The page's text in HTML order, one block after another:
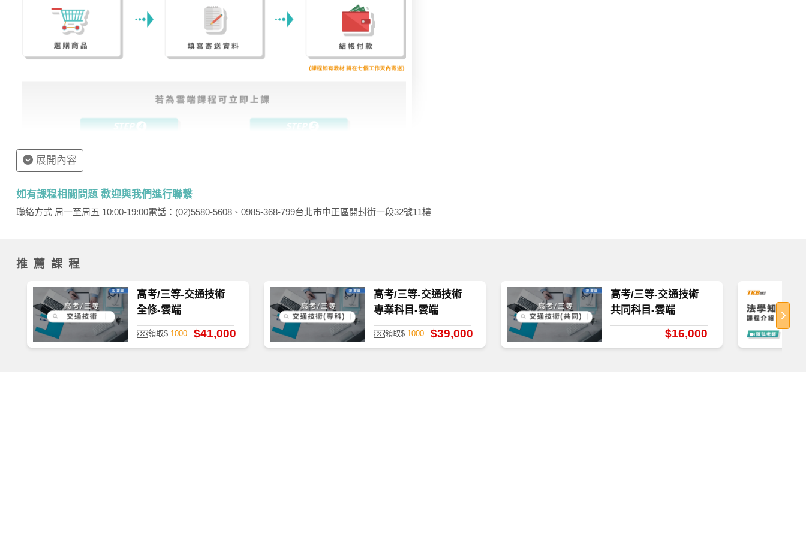
如何查看課程
首次使用，請至TKBTV 下載並安裝「課程播放器」。
展開內容
如有課程相關問題 歡迎與我們進行聯繫
聯絡方式 周一至周五 10:00-19:00電話：(02)5580-5608、0985-368-799台北市中正區開封街一段32號11樓
推薦課程
高考/三等-交通技術
全修-雲端
領取$ 1000 $41,000
高考/三等-交通技術
專業科目-雲端
領取$ 1000 $39,000
高考/三等-交通技術
共同科目-雲端
$16,000